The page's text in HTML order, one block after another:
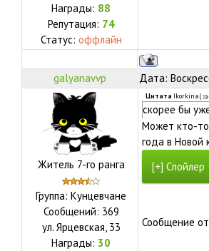
Награды: 88
Репутация: 74
Статус: оффлайн
galyanavvp Дата:
Житель 7-го ранга
Группа: Кунцевчане
Сообщений: 369
ул. Ярцевская, 33
Награды: 30
Цитата Ikorkina(
скорее бы
Может кто-то
года в Новой
Сообщение